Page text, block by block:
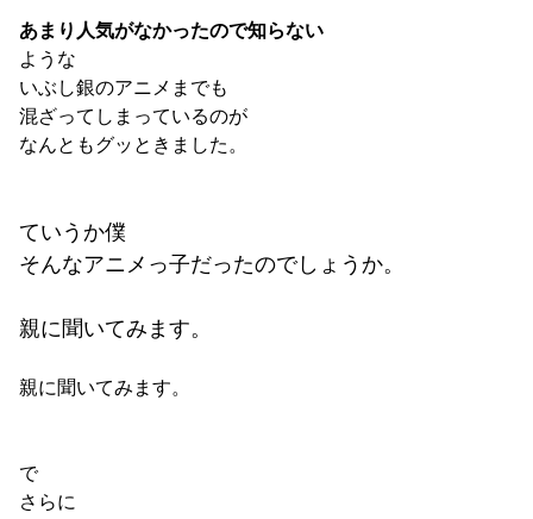
あまり人気がなかったので知らない
ような
いぶし銀のアニメまでも
混ざってしまっているのが
なんともグッときました。
ていうか僕
そんなアニメっ子だったのでしょうか。
親に聞いてみます。
親に聞いてみます。
で
さらに